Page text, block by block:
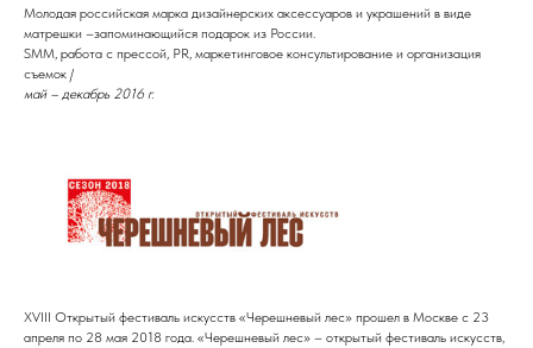
Молодая российская марка дизайнерских аксессуаров и украшений в виде
матрешки –запоминающийся подарок из России.
SMM, работа с прессой, PR, маркетинговое консультирование и организация
съемок /
май – декабрь 2016 г.
XVIII Открытый фестиваль искусств «Черешневый лес» прошел в Москве с 23
апреля по 28 мая 2018 года. «Черешневый лес» – открытый фестиваль искусств,